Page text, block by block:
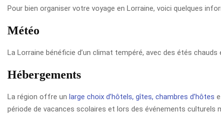
Pour bien organiser votre voyage en Lorraine, voici quelques
Météo
La Lorraine bénéficie d’un climat tempéré, avec des étés
Hébergements
La région offre un large choix d’hôtels, gîtes, chambres d’hôtes
période de vacances scolaires et lors des événements culturels